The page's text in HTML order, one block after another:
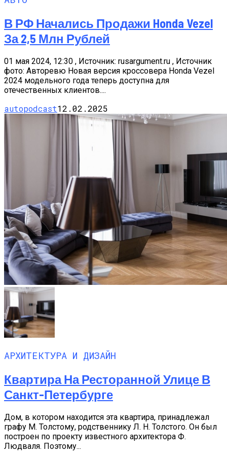
В РФ Начались Продажи Honda Vezel
За 2,5 Млн Рублей
01 мая 2024, 12:30 , Источник: rusargument.ru , Источник
фото: Авторевю Новая версия кроссовера Honda Vezel
2024 модельного года теперь доступна для
отечественных клиентов....
autopodcast12.02.2025
АРХИТЕКТУРА И ДИЗАЙН
Квартира На Ресторанной Улице В
Санкт-Петербурге
Дом, в котором находится эта квартира, принадлежал
графу М. Толстому, родственнику Л. Н. Толстого. Он был
построен по проекту известного архитектора Ф.
Людваля. Поэтому...